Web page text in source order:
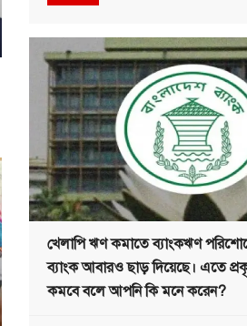
খেলাপি ঋণ কমাতে ব্যাংকঋণ
ব্যাংক আবারও ছাড় দিয়েছে। এতে
কমবে বলে আপনি কি মনে করেন?